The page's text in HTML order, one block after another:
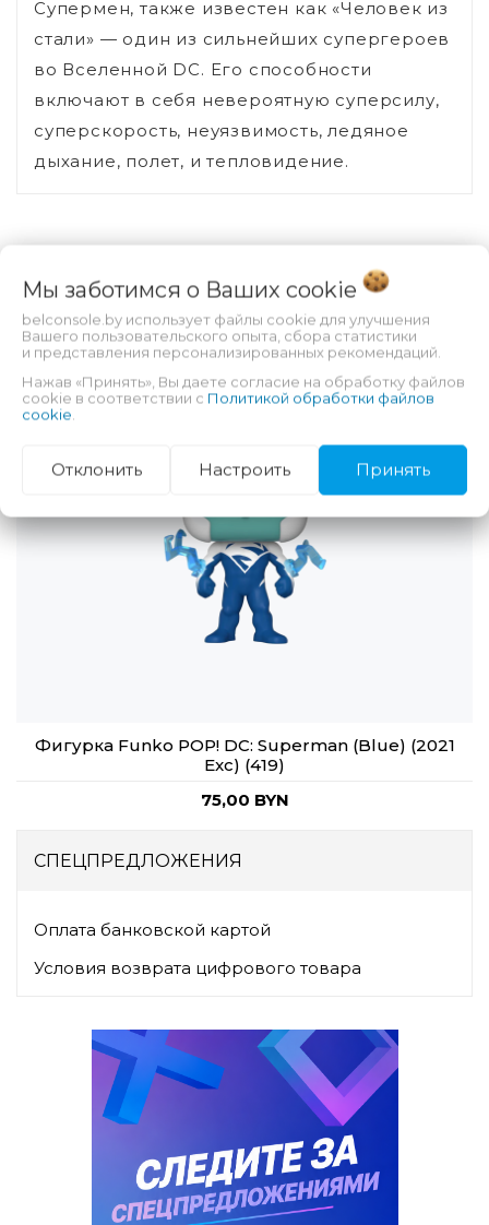
Супермен, также известен как «Человек из
стали» — один из сильнейших супергероев
во Вселенной DC. Его способности
включают в себя невероятную суперсилу,
суперскорость, неуязвимость, ледяное
дыхание, полет, и тепловидение.
Фигурка Funko POP! DC: Superman (Blue) (2021
Exc) (419)
75,00 BYN
СПЕЦПРЕДЛОЖЕНИЯ
Оплата банковской картой
Условия возврата цифрового товара
Мы заботимся о Ваших cookie
belconsole.by использует файлы cookie для улучшения
Вашего пользовательского опыта, сбора статистики
и представления персонализированных рекомендаций.
Нажав «Принять», Вы даете согласие на обработку файлов
cookie в соответствии с Политикой обработки файлов
cookie.
Отклонить Настроить Принять